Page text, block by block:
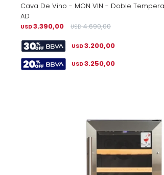
Cava De Vino - MON VIN - Doble
AD
USD3.390,00 USD 4.690,00
USD3.200,00
USD3.250,00